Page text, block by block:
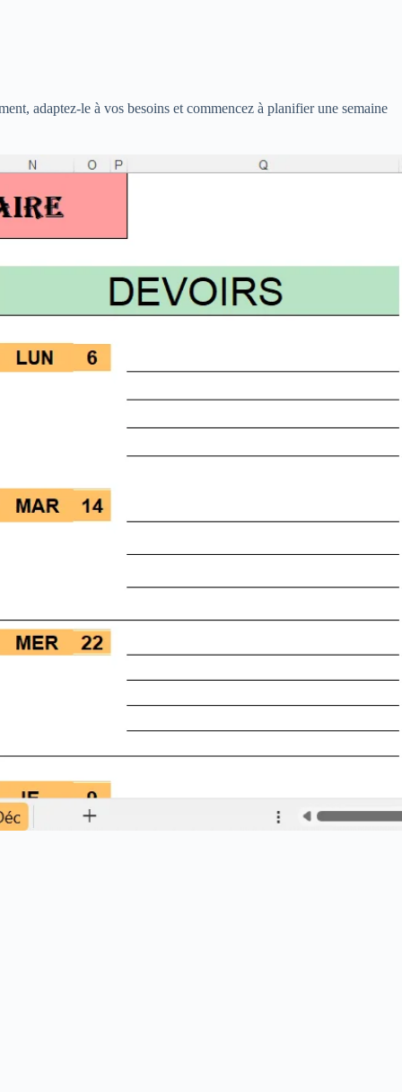
adaptez-le à vos besoins et commencez à planifier une semaine